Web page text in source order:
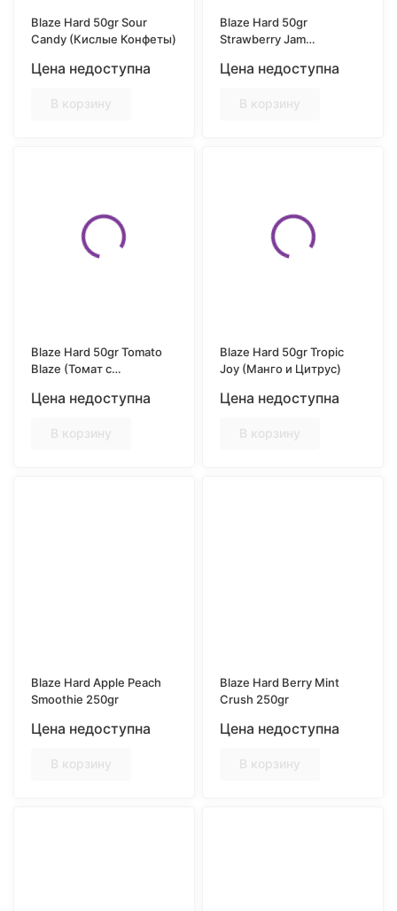
Blaze Hard 50gr Sour
Candy (Кислые Конфеты)
Цена недоступна
В корзину
Blaze Hard 50gr
Strawberry Jam
Цена недоступна
В корзину
Blaze Hard 50gr Tomato
Blaze (Томат с
Цена недоступна
В корзину
Blaze Hard 50gr Tropic
Joy (Манго и Цитрус)
Цена недоступна
В корзину
Blaze Hard Apple Peach
Smoothie 250gr
Цена недоступна
В корзину
Blaze Hard Berry Mint
Crush 250gr
Цена недоступна
В корзину